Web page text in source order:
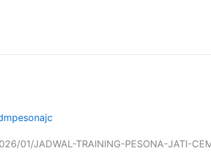
01/JADWAL-TRAINING-PESONA-JATI-